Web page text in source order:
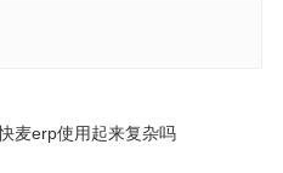
麦erp使用起来复杂吗